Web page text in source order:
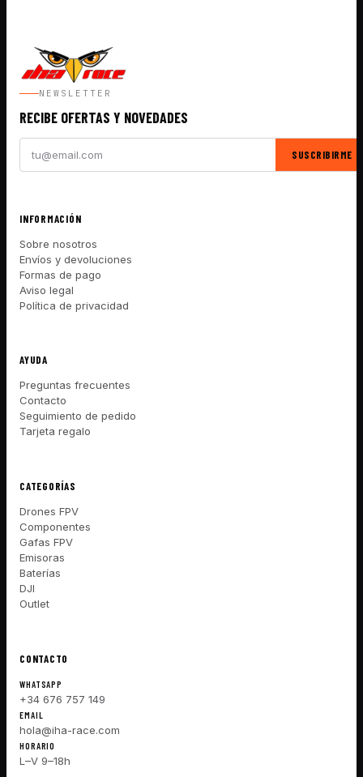
NEWSLETTER
RECIBE OFERTAS Y NOVEDADES
SUSCRIBIRME
INFORMACIÓN
Sobre nosotros
Envíos y devoluciones
Formas de pago
Aviso legal
Política de privacidad
AYUDA
Preguntas frecuentes
Contacto
Seguimiento de pedido
Tarjeta regalo
CATEGORÍAS
Drones FPV
Componentes
Gafas FPV
Emisoras
Baterías
DJI
Outlet
CONTACTO
WHATSAPP
+34 676 757 149
EMAIL
hola@iha-race.com
HORARIO
L–V 9–18h